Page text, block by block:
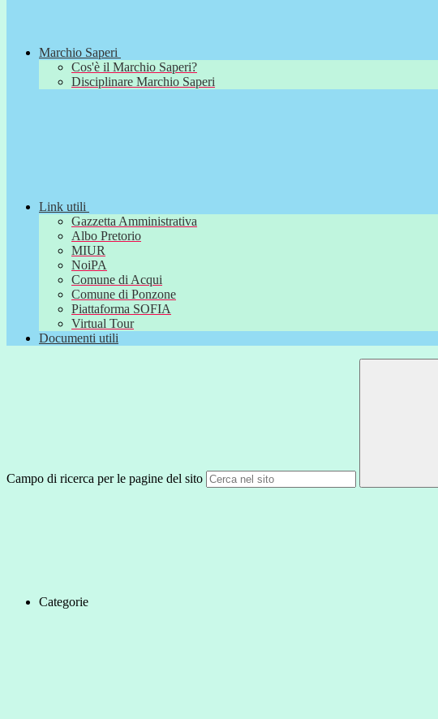
Marchio Saperi
Cos'è il Marchio Saperi?
Disciplinare Marchio Saperi
Link utili
Gazzetta Amministrativa
Albo Pretorio
MIUR
NoiPA
Comune di Acqui
Comune di Ponzone
Piattaforma SOFIA
Virtual Tour
Documenti utili
Campo di ricerca per le pagine del sito
Categorie